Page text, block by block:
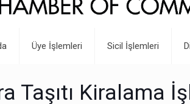
Üye İşlemleri Sicil İşlemleri
Taşıtı Kiralama